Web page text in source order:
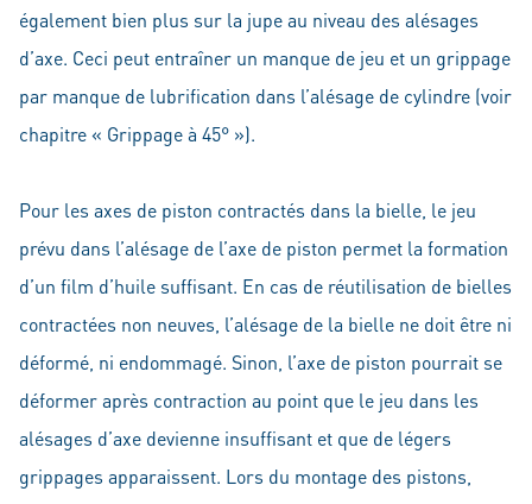
également bien plus sur la jupe au niveau des alésages
d’axe. Ceci peut entraîner un manque de jeu et un grippage
par manque de lubrification dans l’alésage de cylindre (voir
chapitre « Grippage à 45° »).
Pour les axes de piston contractés dans la bielle, le jeu
prévu dans l’alésage de l’axe de piston permet la formation
d’un film d’huile suffisant. En cas de réutilisation de bielles
contractées non neuves, l’alésage de la bielle ne doit être ni
déformé, ni endommagé. Sinon, l’axe de piston pourrait se
déformer après contraction au point que le jeu dans les
alésages d’axe devienne insuffisant et que de légers
grippages apparaissent. Lors du montage des pistons,